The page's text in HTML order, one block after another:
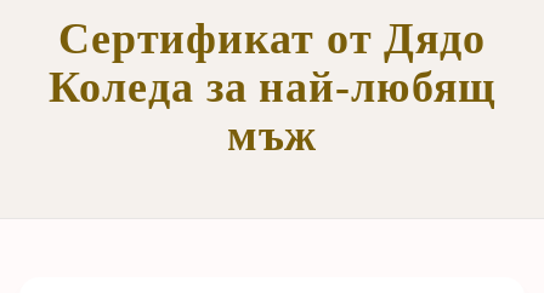
Сертификат от Дядо
Коледа за най-любящ
мъж